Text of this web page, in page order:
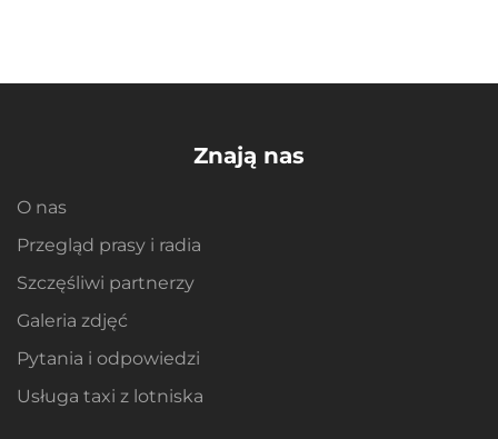
Znają nas
O nas
Przegląd prasy i radia
Szczęśliwi partnerzy
Galeria zdjęć
Pytania i odpowiedzi
Usługa taxi z lotniska